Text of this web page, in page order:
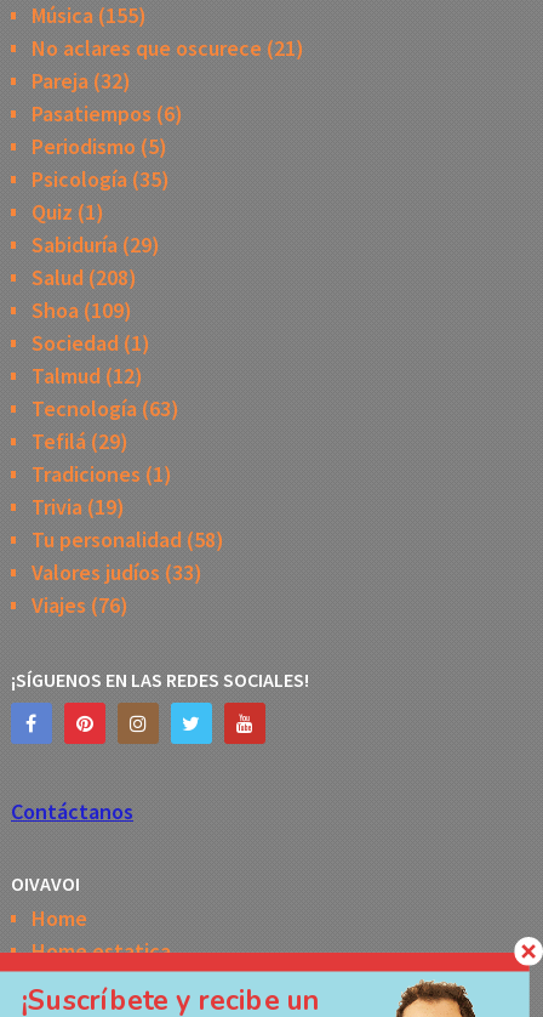
Música(155)
No aclares que oscurece (21)
Pareja(32)
Pasatiempos (6)
Periodismo (5)
Psicología(35)
Quiz (1)
Sabiduría(29)
Salud (208)
Shoa(109)
Sociedad(1)
Talmud (12)
Tecnología(63)
Tefilá(29)
Tradiciones (1)
Trivia(19)
Tu personalidad(58)
Valores judíos (33)
Viajes (76)
¡SÍGUENOS EN LAS REDES SOCIALES!
Contáctanos
OIVAVOI
Home
Home estatica
Horóscopo semanal de la Kabbalah
¡Suscríbete y recibe un